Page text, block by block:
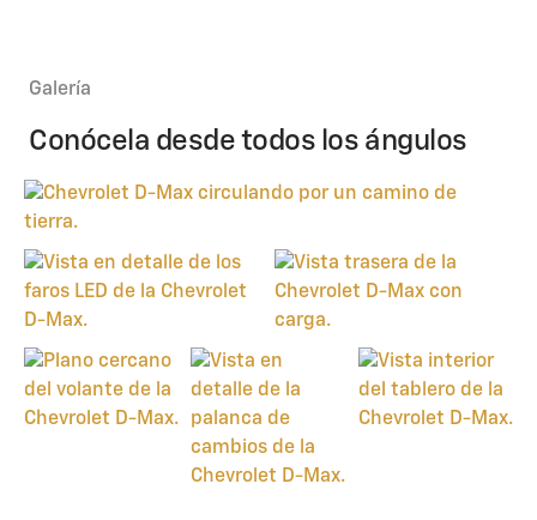
Galería
Conócela desde todos los ángulos